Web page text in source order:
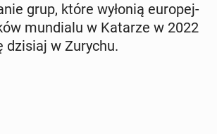
grup, które wyłonią eu­ro­pej­
mun­dia­lu w Katarze w 2022
dzisiaj w Zurychu.